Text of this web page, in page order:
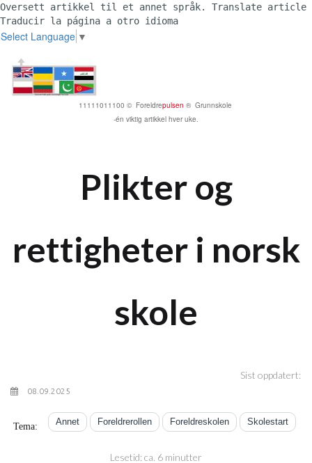
Oversett artikkel til et annet språk. Translate article to
Traducir la página a otro idioma
Select Language ▼
11111011100 © Foreldrepulsen ® Grunnskole
-én viktig artikkel hver uke.
Plikter og
rettigheter i norsk
skole
Sist oppdatert:
08.09.2025
Tema: Annet Foreldrerollen Foreldreskolen Skolestart
Lesetid: ca. 6 minutter